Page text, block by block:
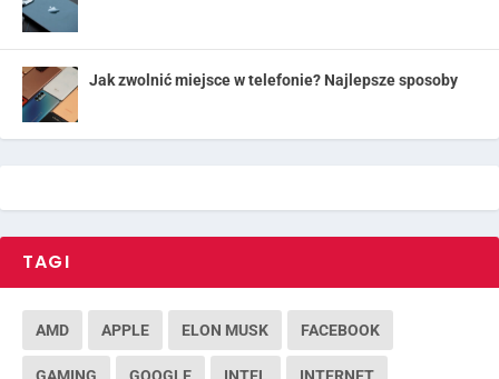
Jak zwolnić miejsce w telefonie? Najlepsze sposoby
TAGI
AMD APPLE ELON MUSK FACEBOOK
GAMING GOOGLE INTEL INTERNET